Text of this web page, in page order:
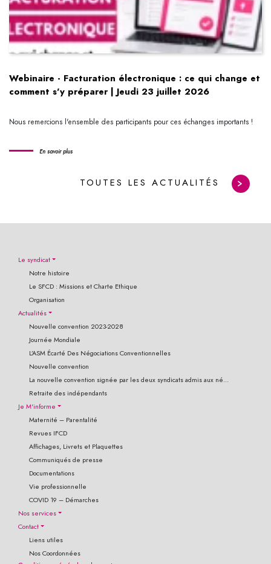
Webinaire - Facturation électronique : ce qui change et
comment s'y préparer | Jeudi 23 juillet 2026
Nous remercions l'ensemble des participants pour ces échanges importants !
En savoir plus
TOUTES LES ACTUALITÉS
Le syndicat
Notre histoire
Le SFCD : Missions et Charte Ethique
Organisation
Actualités
Nouvelle convention 2023-2028
Journée Mondiale
L’ASM Écarté Des Négociations Conventionnelles
Nouvelle convention
La nouvelle convention signée par les deux syndicats admis aux né...
Retraite des indépendants
Je M'informe
Maternité – Parentalité
Revues IFCD
Affichages, Livrets et Plaquettes
Communiqués de presse
Documentations
Vie professionnelle
COVID 19 – Démarches
Nos services
Contact
Liens utiles
Nos Coordonnées